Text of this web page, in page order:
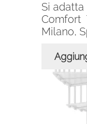
Si
Comfort
Milano,